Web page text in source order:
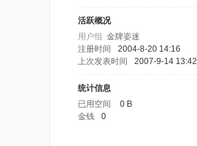
活跃概况
用户组 金牌姿迷
注册时间
2004-8-20 14:16
上次发表时间
2007-9-14 13:42
统计信息
已用空间
0 B
金钱
0